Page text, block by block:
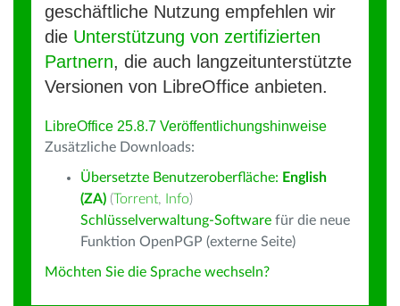
geschäftliche Nutzung empfehlen wir
die Unterstützung von zertifizierten
Partnern, die auch langzeitunterstützte
Versionen von LibreOffice anbieten.
LibreOffice 25.8.7 Veröffentlichungshinweise
Zusätzliche Downloads:
Übersetzte Benutzeroberfläche: English
(ZA) (Torrent, Info)
Schlüsselverwaltung-Software für die neue
Funktion OpenPGP (externe Seite)
Möchten Sie die Sprache wechseln?